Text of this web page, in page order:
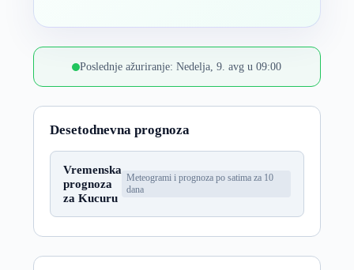
Poslednje ažuriranje: Nedelja, 9. avg u 09:00
Desetodnevna prognoza
Vremenska
prognoza
za Kucuru
Meteogrami i prognoza po satima za 10
dana